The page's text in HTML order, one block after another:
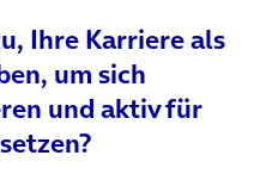
Ihre Karriere als
um sich
und aktiv für